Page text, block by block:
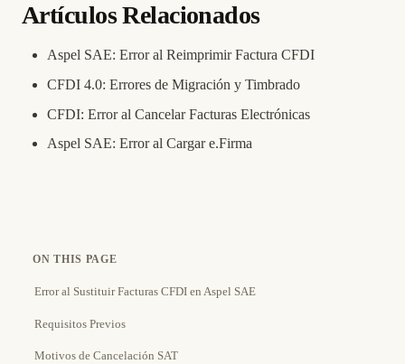
Artículos Relacionados
Aspel SAE: Error al Reimprimir Factura CFDI
CFDI 4.0: Errores de Migración y Timbrado
CFDI: Error al Cancelar Facturas Electrónicas
Aspel SAE: Error al Cargar e.Firma
ON THIS PAGE
Error al Sustituir Facturas CFDI en Aspel SAE
Requisitos Previos
Motivos de Cancelación SAT